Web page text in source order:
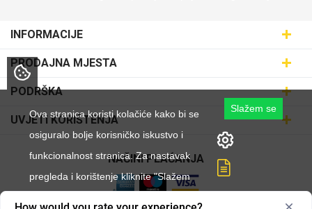
INFORMACIJE
SVIJET MASKICA d.o.o.
Aleja javora 13, 10000 Zagreb
095 5555 345
prodaja@maskice.hr
PRODAJNA MJESTA
Poslovnica Trešnjevka
Poslovnica Kvatrić
Poslovnica Velika Gorica
Poslovnica Karlovac
PODRŠKA
Dostava
O nama
Karijera u maskice.hr
Postani partner
Zakupi franšizu
UVJETI KORIŠTENJA
Klub vjernosti
Obrazac za jednostrani raskid ugovora
Uvjeti korištenja
NAČINI PLAĆANJA
Ova stranica koristi kolačiće kako bi se
osiguralo bolje korisničko iskustvo i
funkcionalnost stranica. Za nastavak
pregleda i korištenje kliknite "Slažem
Slažem se